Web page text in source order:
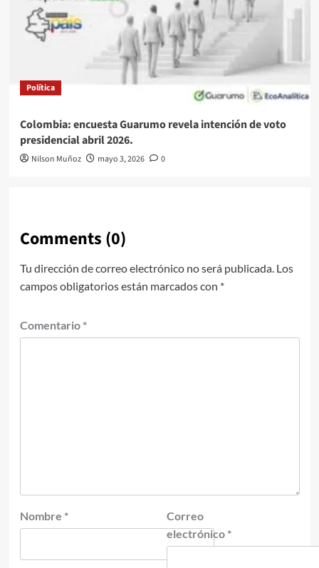
Política
Colombia: encuesta Guarumo revela intención de voto
presidencial abril 2026.
Nilson Muñoz mayo 3, 2026 0
Comments (0)
Tu dirección de correo electrónico no será publicada. Los
campos obligatorios están marcados con *
Comentario *
Nombre *
Correo
electrónico *